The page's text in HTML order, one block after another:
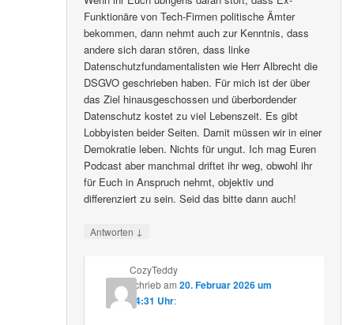
Funktionäre von Tech-Firmen politische Ämter
bekommen, dann nehmt auch zur Kenntnis, dass
andere sich daran stören, dass linke
Datenschutzfundamentalisten wie Herr Albrecht die
DSGVO geschrieben haben. Für mich ist der über
das Ziel hinausgeschossen und überbordender
Datenschutz kostet zu viel Lebenszeit. Es gibt
Lobbyisten beider Seiten. Damit müssen wir in einer
Demokratie leben. Nichts für ungut. Ich mag Euren
Podcast aber manchmal driftet ihr weg, obwohl ihr
für Euch in Anspruch nehmt, objektiv und
differenziert zu sein. Seid das bitte dann auch!
Antworten ↓
CozyTeddy
schriebam 20. Februar 2026 um
14:31 Uhr: